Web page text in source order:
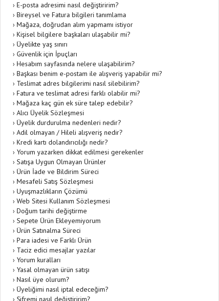
› E-posta adresimi nasıl değiştiririm?
› Bireysel ve Fatura bilgileri tanımlama
› Mağaza, doğrudan alım yapmamı istiyor
› Kişisel bilgilere başkaları ulaşabilir mi?
› Üyelikte yaş sınırı
› Güvenlik için İpuçları
› Hesabım sayfasında nelere ulaşabilirim?
› Başkası benim e-postam ile alışveriş yapabilir mi?
› Teslimat adres bilgilerimi nasıl silebilirim?
› Fatura ve teslimat adresi farklı olabilir mi?
› Mağaza kaç gün ek süre talep edebilir?
› Alıcı Üyelik Sözleşmesi
› Üyelik durdurulma nedenleri nedir?
› Adil olmayan / Hileli alışveriş nedir?
› Kredi kartı dolandırıcılığı nedir?
› Yorum yazarken dikkat edilmesi gerekenler
› Satışa Uygun Olmayan Ürünler
› Ürün İade ve Bildirim Süreci
› Mesafeli Satış Sözleşmesi
› Uyuşmazlıkların Çözümü
› Web Sitesi Kullanım Sözleşmesi
› Doğum tarihi değiştirme
› Sepete Ürün Ekleyemiyorum
› Ürün Satınalma Süreci
› Para iadesi ve Farklı Ürün
› Taciz edici mesajlar yazılar
› Yorum kuralları
› Yasal olmayan ürün satışı
› Nasıl üye olurum?
› Üyeliğimi nasıl iptal edeceğim?
› Şifremi nasıl değiştiririm?